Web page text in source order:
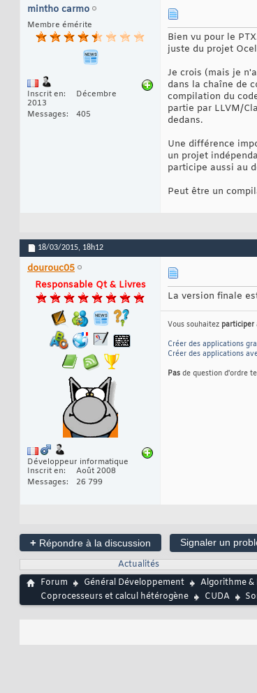
mintho carmo
Membre émérite
Inscrit en
Décembre
2013
Messages
405
Bien vu pour le
juste du projet
Je crois (mais je
dans la chaîne de
compilation du
partie par LLVM/
dedans.
Une différence
un projet
participe aussi au
Peut être un
18/03/2015, 18h12
dourouc05
Responsable Qt & Livres
Développeur informatique
Inscrit en
Août 2008
Messages
26 799
La version finale
Vous souhaitez participer
Créer des applications
Créer des applications
Pas de question d'ordre
+ Répondre à la discussion
Signaler un
Actualités
Forum
Général Développement Algorithme
Coprocesseurs et calcul hétérogène
CUDA